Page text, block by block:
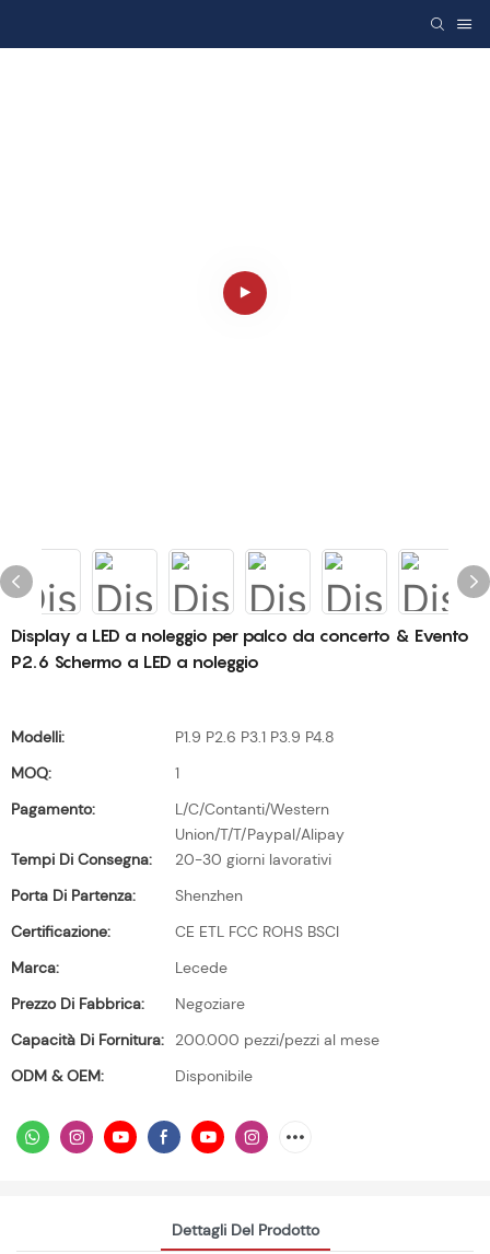
Display a LED a noleggio per palco da concerto & Evento
P2.6 Schermo a LED a noleggio
Modelli:
P1.9 P2.6 P3.1 P3.9 P4.8
MOQ:
1
Pagamento:
L/C/Contanti/Western
Union/T/T/Paypal/Alipay
Tempi Di Consegna:
20-30 giorni lavorativi
Porta Di Partenza:
Shenzhen
Certificazione:
CE ETL FCC ROHS BSCI
Marca:
Lecede
Prezzo Di Fabbrica:
Negoziare
Capacità Di Fornitura:
200.000 pezzi/pezzi al mese
ODM & OEM:
Disponibile
Dettagli Del Prodotto